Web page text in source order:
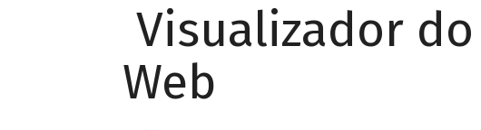
Visualizador
Web